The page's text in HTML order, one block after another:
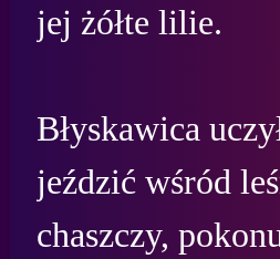
jej żółte lilie.
Błyskawica
jeździć wśród
chaszczy,